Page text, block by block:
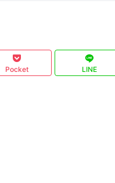
Pocket LINE